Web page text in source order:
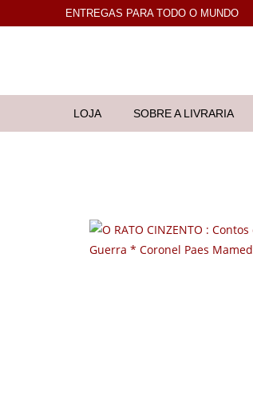
ENTREGAS PARA TODO O MUNDO
LOJA SOBRE A LIVRARIA